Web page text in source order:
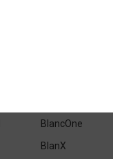
BlancOne
BlanX